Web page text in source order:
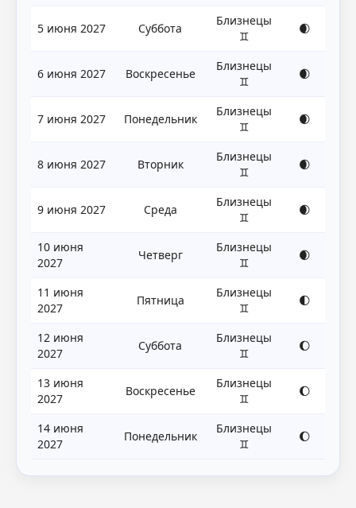
5 июня 2027 Суббота
Близнецы
♊
🌒
6 июня 2027 Воскресенье
Близнецы
♊
🌒
7 июня 2027 Понедельник
Близнецы
♊
🌒
8 июня 2027 Вторник
Близнецы
♊
🌒
9 июня 2027 Среда
Близнецы
♊
🌒
10 июня
2027
Четверг
Близнецы
♊
🌒
11 июня
2027
Пятница
Близнецы
♊
🌓
12 июня
2027
Суббота
Близнецы
♊
🌔
13 июня
2027
Воскресенье
Близнецы
♊
🌔
14 июня
2027
Понедельник
Близнецы
♊
🌔